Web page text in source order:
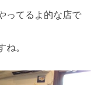
ってるよ的な店で
ね。